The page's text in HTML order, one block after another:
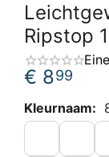
Ripstop
€ 899
Kleurnaam: